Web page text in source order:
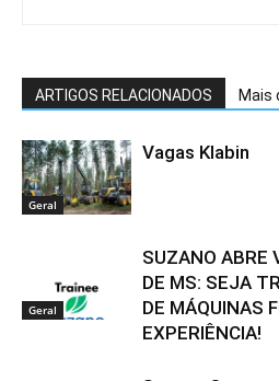
ARTIGOS RELACIONADOS Mais
Geral
Vagas Klabin
Geral
SUZANO ABRE
DE MS: SEJA
DE MÁQUINAS
EXPERIÊNCIA!